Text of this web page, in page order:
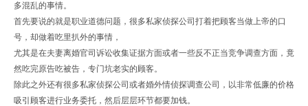
多混乱的事情。
首先要说的就是职业道德问题，很多私家侦探公司打着把顾客当做上帝的口
号，却做着吃里扒外的事情，
尤其是在夫妻离婚官司诉讼收集证据方面或者一些反不正当竞争调查方面，竟
然吃完原告吃被告，专门坑老实的顾客。
除此之外还有很多私家侦探公司或者婚外情侦探调查公司，以非常低廉的价格
吸引顾客进行业务委托，然后层层环节都要加钱。